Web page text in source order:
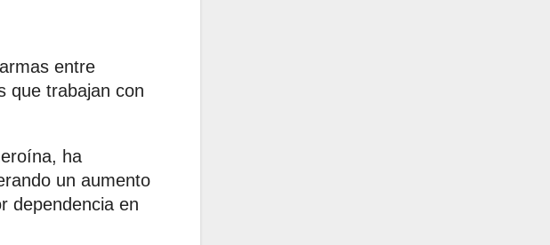
entre
que trabajan con
ha
un aumento
dependencia en